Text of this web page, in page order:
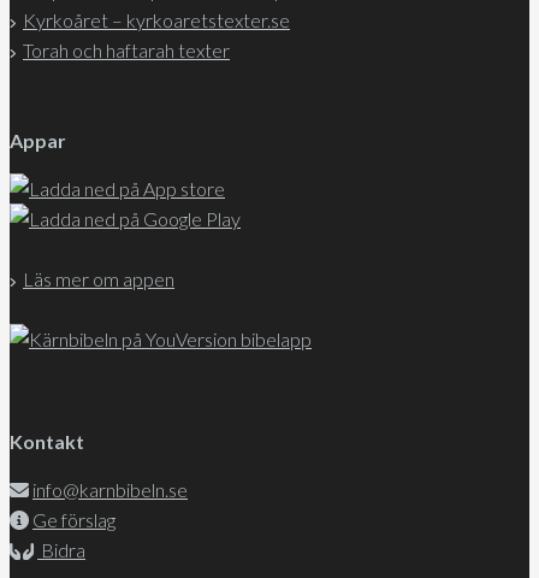
Kyrkoåret – kyrkoaretstexter.se
Torah och haftarah texter
Appar
Läs mer om appen
Kontakt
info@karnbibeln.se
Ge förslag
Bidra